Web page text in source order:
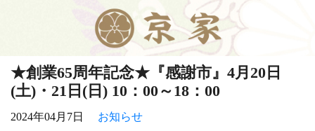
★創業65周年記念★『感謝市』4月20日
(土)・21日(日) 10：00～18：00
2024年04月7日 お知らせ